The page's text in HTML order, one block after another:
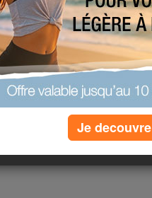
le fond de la
apprêtez à faire
morceau de
Je decouvre